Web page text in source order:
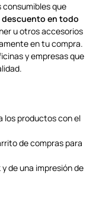
que
descuento en todo
u otros accesorios
en tu compra.
y empresas que
los productos con el
de compras para
de una impresión de